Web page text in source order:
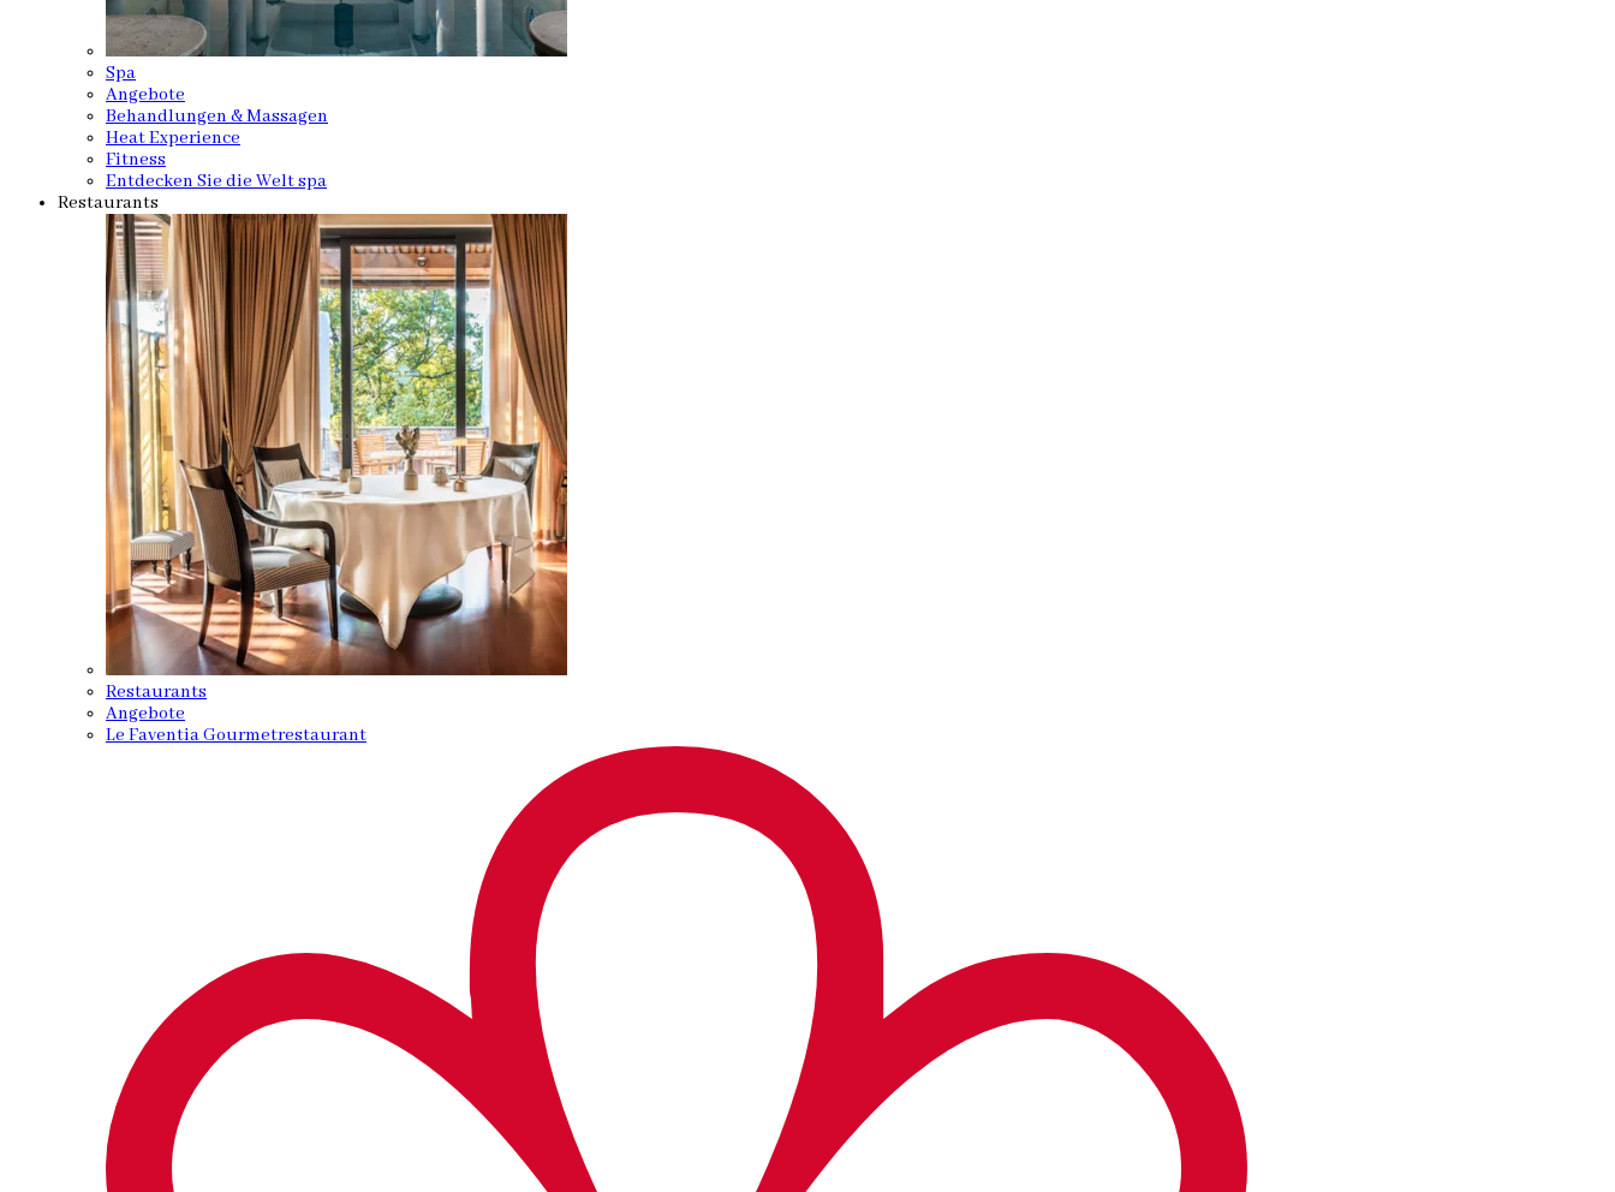
Spa
Angebote
Behandlungen & Massagen
Heat Experience
Fitness
Entdecken Sie die Welt spa
Restaurants
Restaurants
Angebote
Le Faventia Gourmetrestaurant